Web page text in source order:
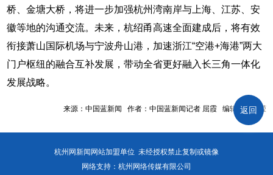
返回
桥、金塘大桥，将进一步加强杭州湾南岸与上海、江苏、安
徽等地的沟通交流。未来，杭绍甬高速全面建成后，将有效
衔接萧山国际机场与宁波舟山港，加速浙江“空港+海港”两大
门户枢纽的融合互补发展，带动全省更好融入长三角一体化
发展战略。
来源：中国蓝新闻 作者：中国蓝新闻记者 屈霞 编辑：陈周滢
杭州网新闻网站加盟单位 未经授权禁止复制或镜像
网络支持：杭州网络传媒有限公司